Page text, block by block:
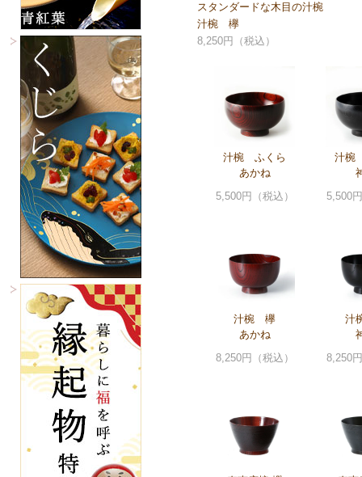
スタンダードな木目の汁椀
汁椀 欅
8,250円（税込）
汁椀 ふくら
あかね
5,500円（税込）
汁椀
5,500
汁椀 欅
あかね
8,250円（税込）
汁
8,250